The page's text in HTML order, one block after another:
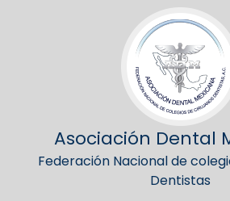
Asociación Dental
Federación Nacional de
Dentistas